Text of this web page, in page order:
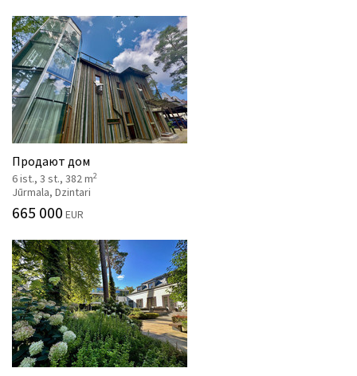
Продают дом
6 ist., 3 st., 382 m2
Jūrmala, Dzintari
665 000 EUR